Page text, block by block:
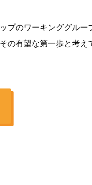
プのワーキンググルー
の有望な第一歩と考え